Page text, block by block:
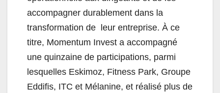
accompagner durablement dans la
transformation de leur entreprise. À ce
titre, Momentum Invest a accompagné
une quinzaine de participations, parmi
lesquelles Eskimoz, Fitness Park, Groupe
Eddifis, ITC et Mélanine, et réalisé plus de